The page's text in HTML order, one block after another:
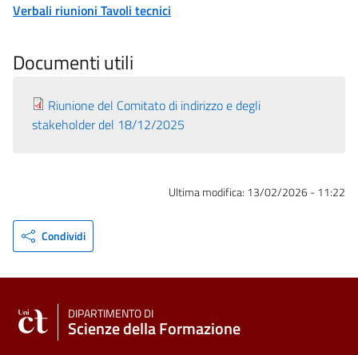
Verbali riunioni Tavoli tecnici
Documenti utili
Riunione del Comitato di indirizzo e degli
stakeholder del 18/12/2025
Ultima modifica: 13/02/2026 - 11:22
Condividi
DIPARTIMENTO DI
Scienze della Formazione